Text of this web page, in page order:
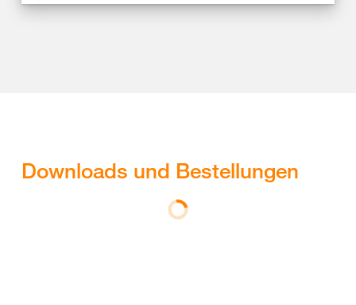
Downloads und Bestellungen